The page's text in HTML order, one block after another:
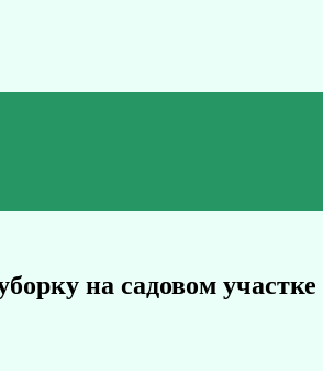
на садовом участке